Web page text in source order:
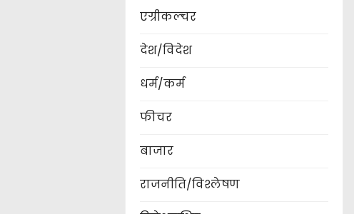
एग्रीकल्चर
देश/विदेश
धर्म/कर्म
फीचर
बाजार
राजनीति/विश्लेषण